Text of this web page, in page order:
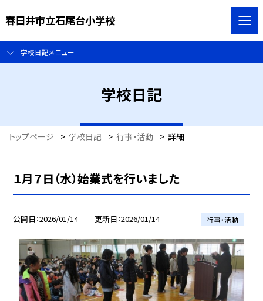
春日井市立石尾台小学校
学校日記メニュー
学校日記
トップページ > 学校日記 > 行事・活動 > 詳細
１月７日（水）始業式を行いました
公開日 2026/01/14 更新日 2026/01/14 行事・活動